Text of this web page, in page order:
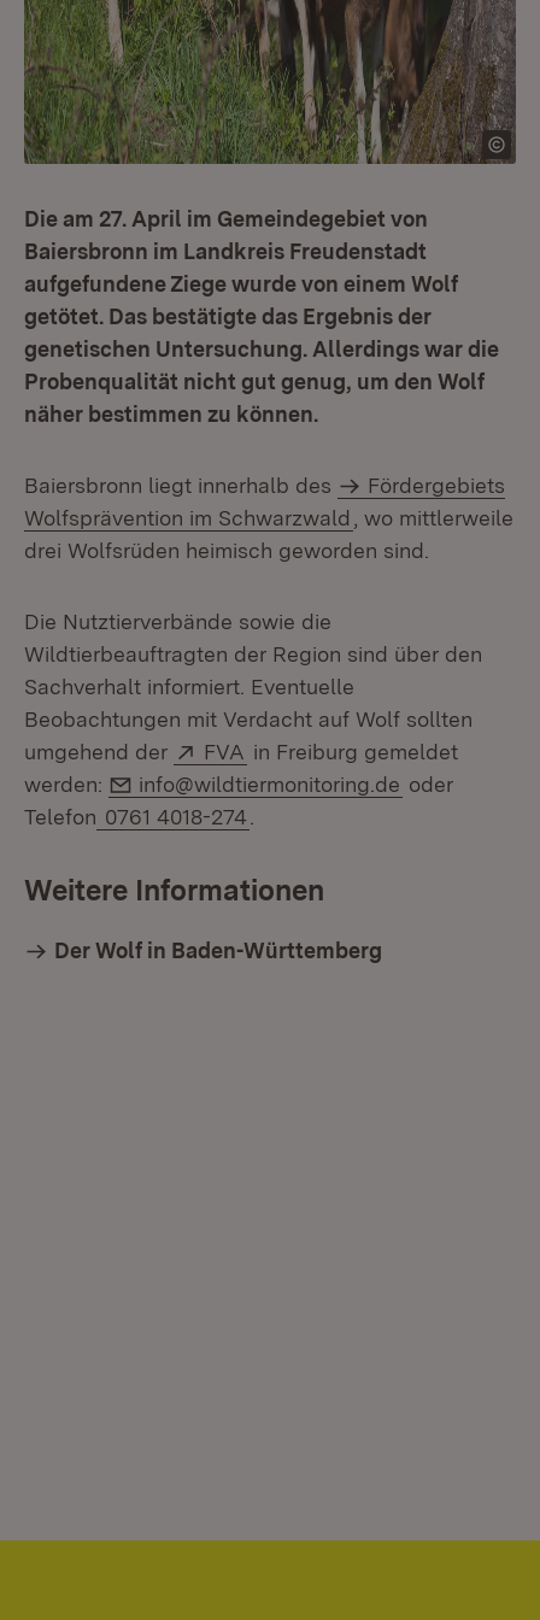
Die am 27. April im Gemeindegebiet von
Baiersbronn im Landkreis Freudenstadt
aufgefundene Ziege wurde von einem Wolf
getötet. Das bestätigte das Ergebnis der
genetischen Untersuchung. Allerdings war die
Probenqualität nicht gut genug, um den Wolf
näher bestimmen zu können.
Baiersbronn liegt innerhalb des
Fördergebiets
Wolfsprävention im Schwarzwald
, wo mittlerweile
drei Wolfsrüden heimisch geworden sind.
Die Nutztierverbände sowie die
Wildtierbeauftragten der Region sind über den
Sachverhalt informiert. Eventuelle
Beobachtungen mit Verdacht auf Wolf sollten
umgehend der
Extern:
FVA (Öffnet in neuem Fenster)
in Freiburg gemeldet
werden:
E-Mail:
info@wildtiermonitoring.de oder
Telefon 0761 4018-274
Weitere Informationen
Der Wolf in Baden-Württemberg